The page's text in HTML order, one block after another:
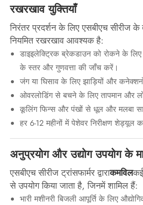
रखरखाव युक्तियाँ
निरंतर प्रदर्शन के लिए एसबीएच सीरीज
नियमित रखरखाव आवश्यक है:
डाइइलेक्ट्रिक ब्रेकडाउन को रोकने के
के स्तर और गुणवत्ता की जाँच करें।
जंग या घिसाव के लिए झाड़ियों और
ओवरलोडिंग से बचने के लिए तापमान और
कूलिंग फिन्स और पंखों से धूल और मलबा
हर 6-12 महीनों में पेशेवर निरीक्षण शेड्यूल
अनुप्रयोग और उद्योग उपयोग के
एसबीएच सीरीज ट्रांसफार्मर द्वाराकमविल
से उपयोग किया जाता है, जिनमें शामिल हैं:
भारी मशीनरी बिजली आपूर्ति के लिए